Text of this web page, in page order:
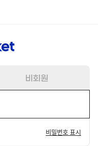
비회원
비밀번호 표시